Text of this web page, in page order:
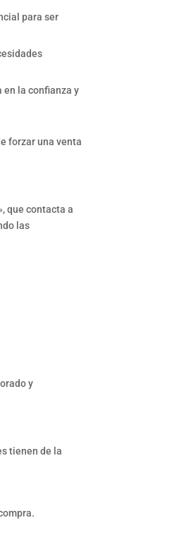
para ser
en la confianza y
forzar una venta
que contacta a
las
y
tienen de la